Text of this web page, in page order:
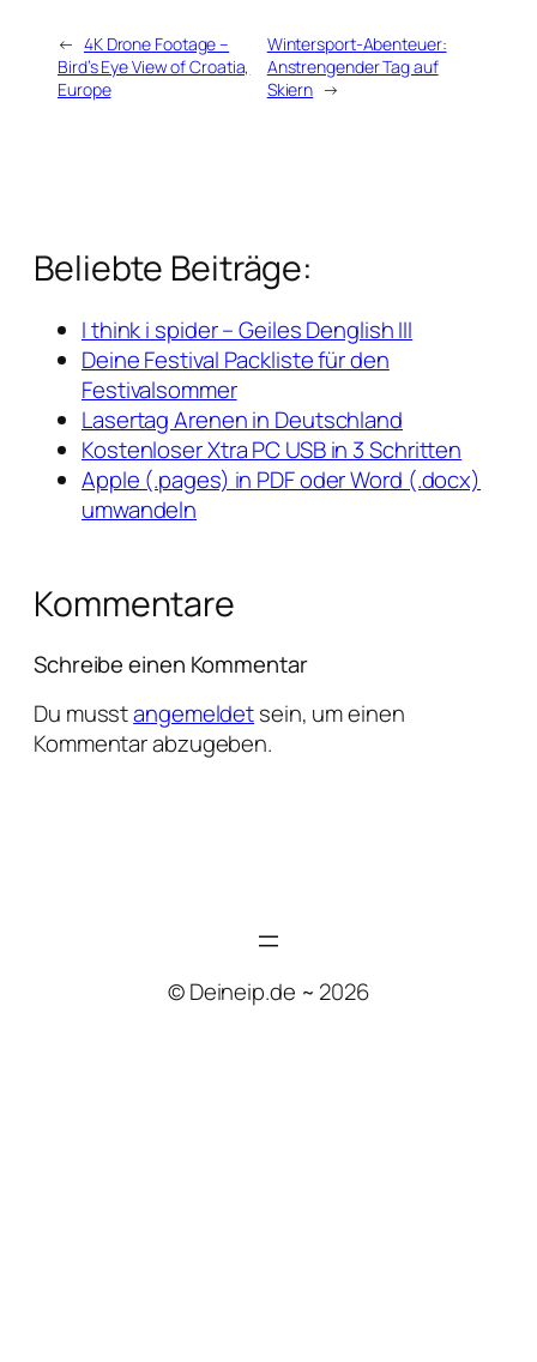
← 4K Drone Footage –
Bird’s Eye View of Croatia,
Europe
Wintersport-Abenteuer:
Anstrengender Tag auf
Skiern →
Beliebte Beiträge:
I think i spider – Geiles Denglish III
Deine Festival Packliste für den
Festivalsommer
Lasertag Arenen in Deutschland
Kostenloser Xtra PC USB in 3 Schritten
Apple (.pages) in PDF oder Word (.docx)
umwandeln
Kommentare
Schreibe einen Kommentar
Du musstangemeldetsein, um einen
Kommentar abzugeben.
© Deineip.de ~ 2026